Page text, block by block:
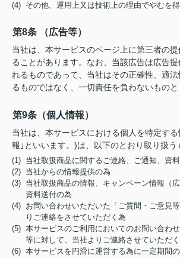
(4) その他、運用上又は技術上の理由でやむを
第8条 （広告等）
当社は、本サービスのページ上に第三者の
ることがあります。なお、当該広告は広告
れるものであって、当社はその正確性、適
るものではなく、一切責任を負わないものと
第9条（個人情報）
当社は、本サービスにおける個人を特定す
報｣といいます。)は、以下のとおり取り扱う
(1) 当社取扱商品に関するご連絡、ご通知、資
(2) 当社からの情報提供の為
(3) 当社取扱商品の情報、キャンペーン情報（広
資料送付の為
(4) お問い合わせいただいた「ご質問・ご意見
りご連絡をさせていただく為
(5) 本サービスのご利用においてのお問い合わ
等に対して、当社よりご連絡させていただ
(6) 本サービスを円滑に運営する為に一定期間